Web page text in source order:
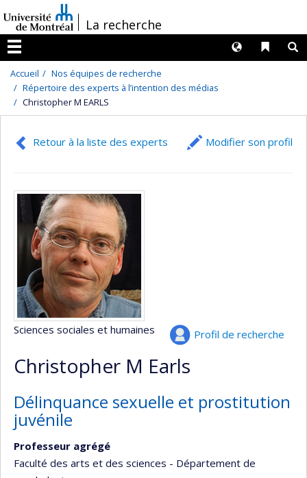
au
contenu
/La recherche
Menu
Liens
Langues
Accueil
Nos équipes de recherche
Répertoire des experts à l’intention des médias
Christopher M EARLS
Retour à la liste des experts Modifier son profil
Profil de recherche
Sciences sociales et humaines
Christopher M Earls
Délinquance sexuelle et prostitution
juvénile
Professeur agrégé
Faculté des arts et des sciences - Département de